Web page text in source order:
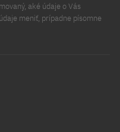
aké údaje o Vás
meniť, prípadne písomne